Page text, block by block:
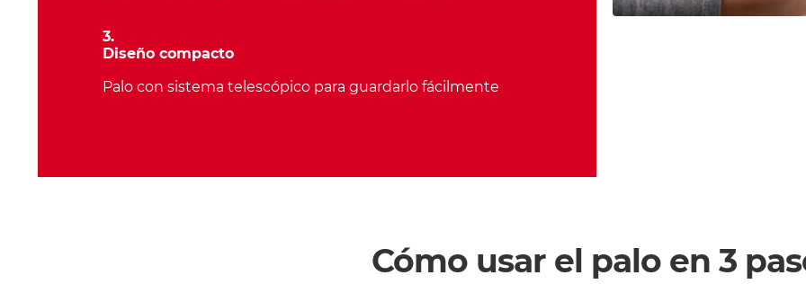
3.
Diseño compacto
Palo con sistema telescópico para guardarlo fácilmente
Cómo usar el palo en 3